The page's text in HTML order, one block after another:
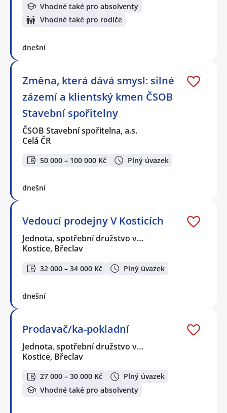
Vhodné také pro absolventy
Vhodné také pro rodiče
dnešní
Změna, která dává smysl: silné
zázemí a klientský kmen ČSOB
Stavební spořitelny
ČSOB Stavební spořitelna, a.s.
Celá ČR
50 000 – 100 000 Kč Plný úvazek
dnešní
Vedoucí prodejny V Kosticích
Jednota, spotřební družstvo v…
Kostice, Břeclav
32 000 – 34 000 Kč Plný úvazek
dnešní
Prodavač/ka-pokladní
Jednota, spotřební družstvo v…
Kostice, Břeclav
27 000 – 30 000 Kč
Plný úvazek
Vhodné také pro absolventy